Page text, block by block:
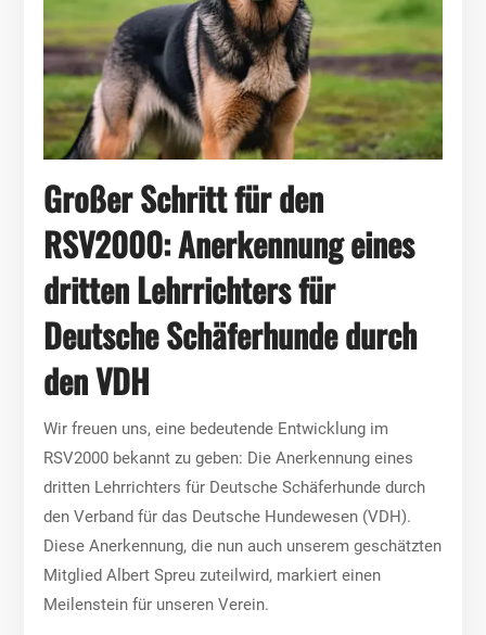
Großer Schritt für den
RSV2000: Anerkennung eines
dritten Lehrrichters für
Deutsche Schäferhunde durch
den VDH
Wir freuen uns, eine bedeutende Entwicklung im
RSV2000 bekannt zu geben: Die Anerkennung eines
dritten Lehrrichters für Deutsche Schäferhunde durch
den Verband für das Deutsche Hundewesen (VDH).
Diese Anerkennung, die nun auch unserem geschätzten
Mitglied Albert Spreu zuteilwird, markiert einen
Meilenstein für unseren Verein.